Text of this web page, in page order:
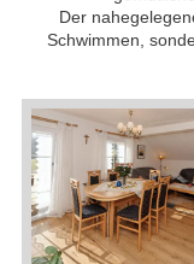
Der
Schwimmen,